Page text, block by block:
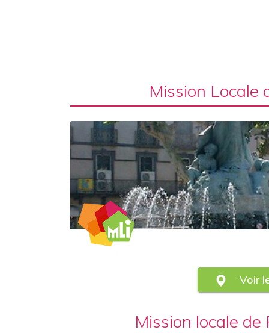
Mission Locale
Voir
Mission locale de